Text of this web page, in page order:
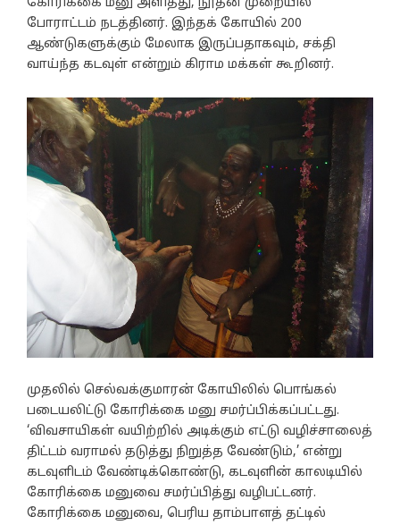
போராட்டம் நடத்தினர். இந்தக் கோயில் 200
ஆண்டுகளுக்கும் மேலாக இருப்பதாகவும், சக்தி
வாய்ந்த கடவுள் என்றும் கிராம மக்கள் கூறினர்.
முதலில் செல்வக்குமாரன் கோயிலில் பொங்கல்
படையலிட்டு கோரிக்கை மனு சமர்ப்பிக்கப்பட்டது.
‘விவசாயிகள் வயிற்றில் அடிக்கும் எட்டு வழிச்சாலைத்
திட்டம் வராமல் தடுத்து நிறுத்த வேண்டும்,’ என்று
கடவுளிடம் வேண்டிக்கொண்டு, கடவுளின் காலடியில்
கோரிக்கை மனுவை சமர்ப்பித்து வழிபட்டனர்.
கோரிக்கை மனுவை, பெரிய தாம்பாளத் தட்டில்